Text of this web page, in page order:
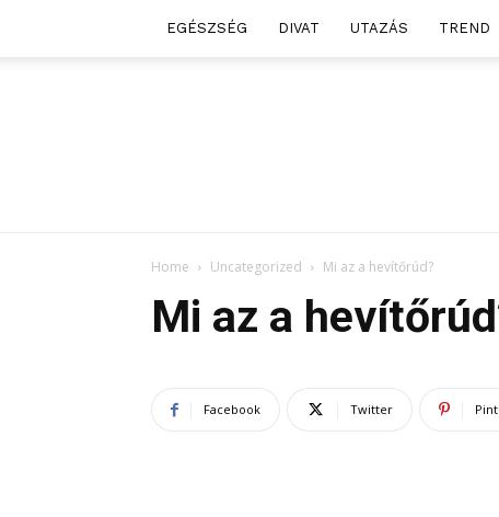
EGÉSZSÉG DIVAT UTAZÁS TREND
Home Uncategorized Mi az a hevítőrúd?
Mi az a
Facebook Twitter